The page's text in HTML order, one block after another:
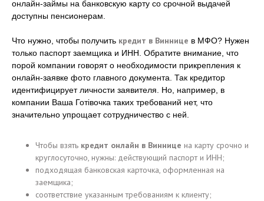
онлайн-займы на банковскую карту со срочной выдачей
доступны пенсионерам.
Что нужно, чтобы получить кредит в Виннице в МФО? Нужен
только паспорт заемщика и ИНН. Обратите внимание, что
порой компании говорят о необходимости прикрепления к
онлайн-заявке фото главного документа. Так кредитор
идентифицирует личности заявителя. Но, например, в
компании Ваша Готівочка таких требований нет, что
значительно упрощает сотрудничество с ней.
Чтобы взять кредит онлайн в Виннице на карту срочно и
круглосуточно, нужны: действующий паспорт и ИНН;
подходящая банковская карточка, оформленная на
заемщика;
соответствие указанным требованиям к клиенту;